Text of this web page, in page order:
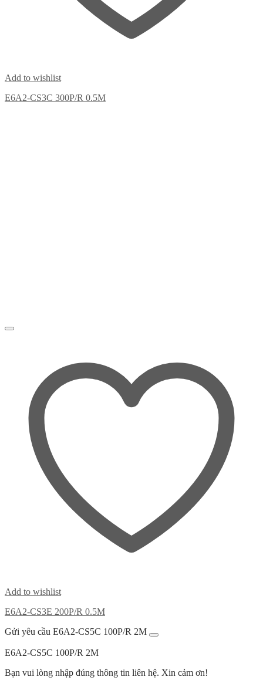
Add to wishlist
E6A2-CS3C 300P/R 0.5M
Add to wishlist
E6A2-CS3E 200P/R 0.5M
Gửi yêu cầu E6A2-CS5C 100P/R 2M
E6A2-CS5C 100P/R 2M
Bạn vui lòng nhập đúng thông tin liên hệ. Xin cảm ơn!